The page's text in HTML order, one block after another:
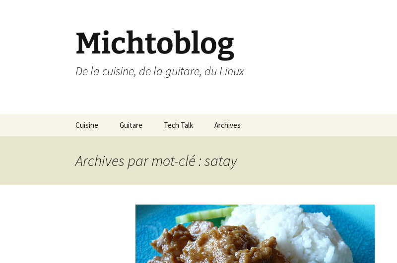
Michtoblog
De la cuisine, de la guitare, du Linux
Cuisine
catégories
Guitare
Enregistrements
Tech Talk Archives
Archives par mot-clé : satay